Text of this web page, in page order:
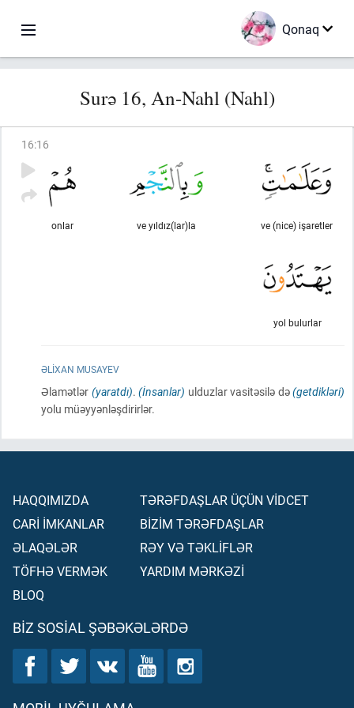
Qonaq
Surə 16, An-Nahl (Nahl)
16:16
ve (nice) işaretler
ve yıldız(lar)la
onlar
yol bulurlar
ƏLIXAN MUSAYEV
Əlamətlər (yaratdı). (İnsanlar) ulduzlar vasitəsilə də(getdikləri)
yolu müəyyənləşdirirlər.
HAQQIMIZDA
CARİ İMKANLAR
ƏLAQƏLƏR
TÖFHƏ VERMƏK
BLOQ
TƏRƏFDAŞLAR ÜÇÜN VİDCET
BİZİM TƏRƏFDAŞLAR
RƏY VƏ TƏKLİFLƏR
YARDIM MƏRKƏZİ
BIZ SOSIAL ŞƏBƏKƏLƏRDƏ